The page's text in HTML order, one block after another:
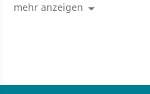
mehr anzeigen